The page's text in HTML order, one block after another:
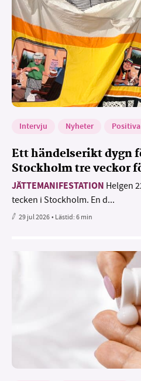
Intervju Nyheter
Ett händelserikt dygn
Stockholm tre veckor
JÄTTEMANIFESTATION Helgen
tecken i Stockholm. En d...
29 jul 2026• Lästid:6 min